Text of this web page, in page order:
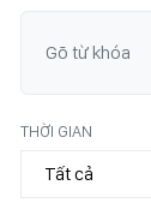
THỜI GIAN